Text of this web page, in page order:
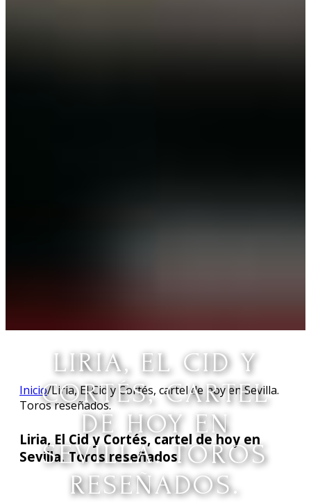
LIRIA, EL CID Y
CORTÉS, CARTEL
DE HOY EN
SEVILLA. TOROS
RESEÑADOS.
Inicio/Liria, El Cid y Cortés, cartel de hoy en Sevilla.
Toros reseñados.
Liria, El Cid y Cortés, cartel de hoy en
Sevilla. Toros reseñados.